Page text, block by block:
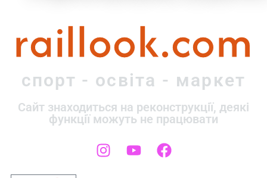
raillook.com
спорт - освіта - маркет
Сайт знаходиться на реконструкції, деякі
функції можуть не працювати